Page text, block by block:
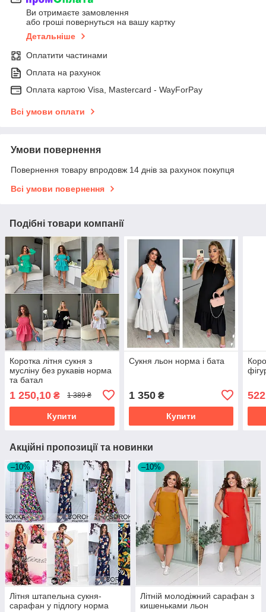
Ви отримаєте замовлення
або гроші повернуться на вашу картку
Детальніше
Оплатити частинами
Оплата на рахунок
Оплата картою Visa, Mastercard - WayForPay
Всі умови оплати
Умови повернення
Повернення товару впродовж 14 днів за рахунок покупця
Всі умови повернення
Подібні товари компанії
Коротка літня сукня з
мусліну без рукавів норма
та батал
1 250,10 ₴ 1 389 ₴
Купити
Сукня льон норма і бата
1 350₴
Купити
Акційні пропозиції та новинки
–10%
Літня штапельна сукня-
сарафан у підлогу норма
–10%
Літній молодіжний сарафан з
кишеньками льон